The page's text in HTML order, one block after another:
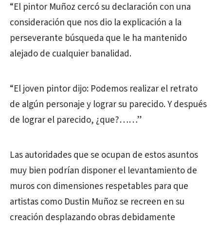
“El pintor Muñoz cercó su declaración con una
consideración que nos dio la explicación a la
perseverante búsqueda que le ha mantenido
alejado de cualquier banalidad.
“El joven pintor dijo: Podemos realizar el retrato
de algún personaje y lograr su parecido. Y después
de lograr el parecido, ¿que?……”
Las autoridades que se ocupan de estos asuntos
muy bien podrían disponer el levantamiento de
muros con dimensiones respetables para que
artistas como Dustin Muñoz se recreen en su
creación desplazando obras debidamente